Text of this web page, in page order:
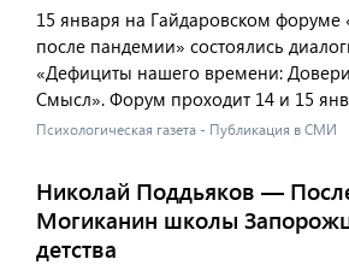
15 января на Гайдаровском форуме
после пандемии» состоялись
«Дефициты нашего времени:
Смысл». Форум проходит 14 и 15
Психологическая газета - Публикация в СМИ
Николай Поддьяков —
Могиканин школы
детства